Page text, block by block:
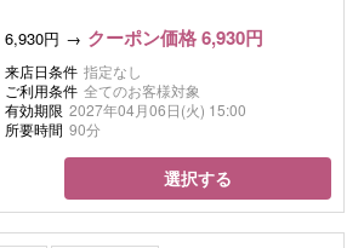
6,930円 クーポン価格 6,930円
来店日条件 指定なし
ご利用条件 全てのお客様対象
有効期限 2027年04月06日(火) 15:00
所要時間 90分
選択する